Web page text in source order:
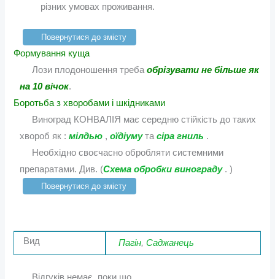
різних умовах проживання.
Повернутися до змісту
Формування куща
Лози плодоношення требаобрізувати не більше як
на 10 вічок.
Боротьба з хворобами і шкідниками
Виноград КОНВАЛІЯ має середню стійкість до таких
хвороб як :мілдью ,оїдіуму тасіра гниль .
Необхідно своєчасно обробляти системними
препаратами. Див. (Схема обробки винограду . )
Повернутися до змісту
Вид Пагін,Саджанець